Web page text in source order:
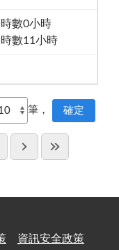
數0小時
數11小時
筆，
資訊安全政策